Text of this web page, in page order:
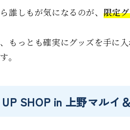
誰しもが気になるのが、 限定
もっとも確実にグッズを手に
。
UP SHOP in 上野マルイ